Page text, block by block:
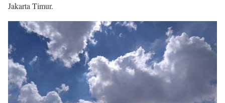
Jakarta Timur.